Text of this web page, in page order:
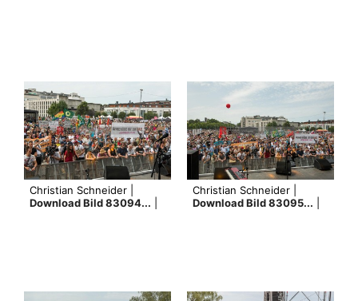
Christian Schneider |
Download Bild 83094...
Christian Schneider |
Download Bild 83095...